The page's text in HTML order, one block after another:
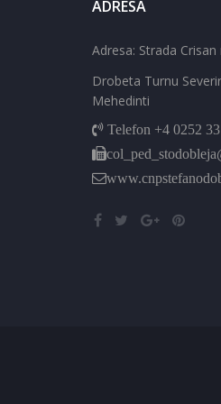
ADRESA
Adresa: Strada Crisan
Drobeta Turnu
Mehedinti
Telefon +4 0252